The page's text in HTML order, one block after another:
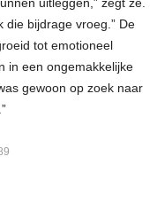
die bijdrage vroeg.” De
tot emotioneel
in een ongemakkelijke
gewoon op zoek naar